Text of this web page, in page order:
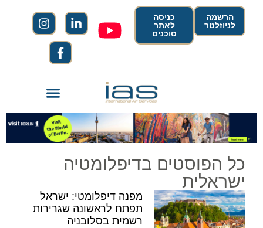
הרשמה
לניוזלטר
כניסה
לאתר
סוכנים
כל הפוסטים בדיפלומטיה
ישראלית
מפנה דיפלומטי: ישראל
תפתח לראשונה שגרירות
רשמית בסלובניה